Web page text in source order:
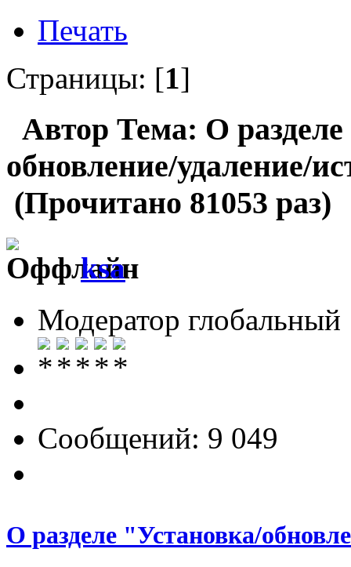
Печать
Страницы: [1]
Автор Тема: О
обновление/удаление/
(Прочитано 81053 раз)
ksa
Модератор глобальный
Сообщений: 9 049
О разделе "Установка/